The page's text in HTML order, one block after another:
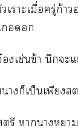
ราะเมื่อครู่ก้า
งเช่นข้า นึก
าก็เป็นเพียงส
รี าาา